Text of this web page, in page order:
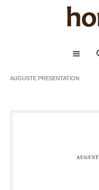
AUGUSTE PRESENTATION